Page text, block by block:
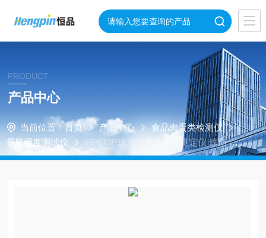
PRODUCT
产品中心
当前位置： 首页 产品中心
食品肉蛋类检测仪
凝胶强度测试仪
HP613P琼脂培养基强度测定仪 琼脂 卡
拉胶 凝胶